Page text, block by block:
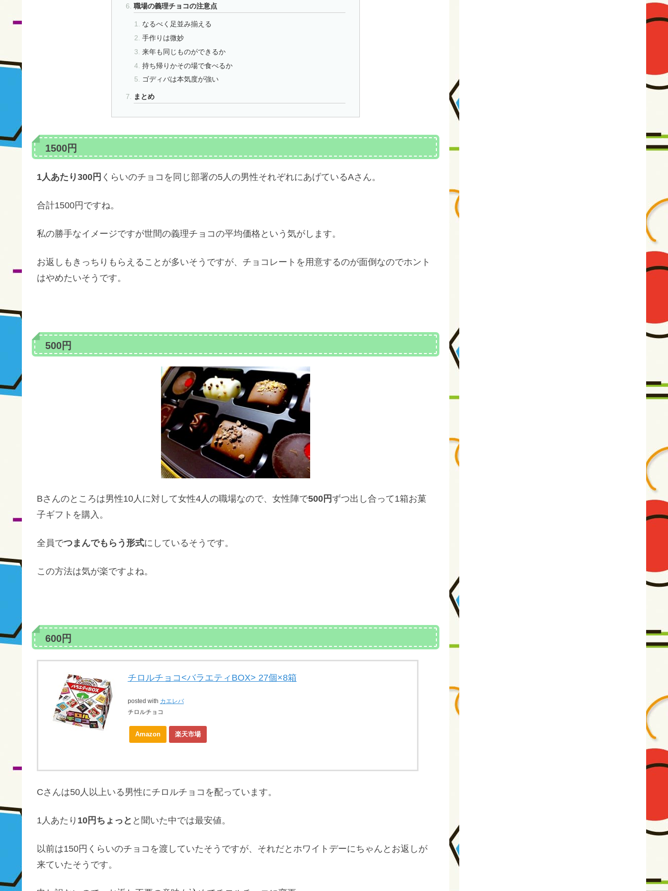
職場の義理チョコの注意点
なるべく足並み揃える
手作りは微妙
来年も同じものができるか
持ち帰りかその場で食べるか
ゴディバは本気度が強い
まとめ
1500円
1人あたり300円 くらいのチョコを同じ部署の5人の男性それぞれにあげているAさん。
合計1500円ですね。
私の勝手なイメージですが世間の義理チョコの平均価格という気がします。
お返しもきっちりもらえることが多いそうですが、チョコレートを用意するのが面倒なのでホント
はやめたいそうです。
500円
Bさんのところは男性10人に対して女性4人の職場なので、女性陣で500円ずつ出し合って1箱お菓
子ギフトを購入。
全員でつまんでもらう形式にしているそうです。
この方法は気が楽ですよね。
600円
チロルチョコ<バラエティBOX> 27個×8箱
posted with カエレバ
チロルチョコ
Amazon 楽天市場
Cさんは50人以上いる男性にチロルチョコを配っています。
1人あたり 10円ちょっと と聞いた中では最安値。
以前は150円くらいのチョコを渡していたそうですが、それだとホワイトデーにちゃんとお返しが
来ていたそうです。